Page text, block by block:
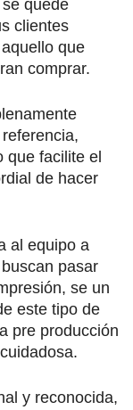
quede
clientes
que
comprar.
que facilite el
de hacer
al equipo a
pasar
se un
este tipo de
pre producción
y reconocida,